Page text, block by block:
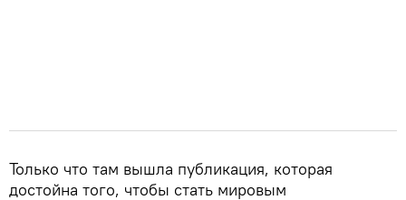
Только что там вышла публикация, которая
достойна того, чтобы стать мировым